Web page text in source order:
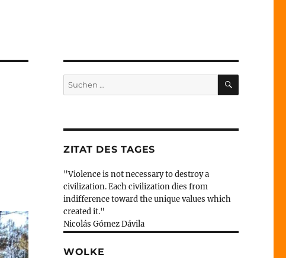
Suche
nach:
SUCHEN
ZITAT DES TAGES
"Violence is not necessary to destroy a
civilization. Each civilization dies from
indifference toward the unique values which
created it."
Nicolás Gómez Dávila
WOLKE